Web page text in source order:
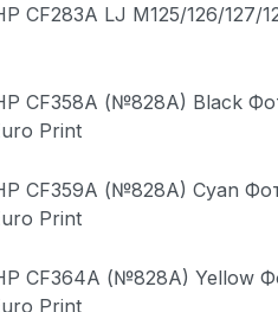
CF283A LJ M125/126/127/
CF358A (№828A) Black
Print
CF359A (№828A) Cyan
Print
CF364A (№828A) Yellow
Print